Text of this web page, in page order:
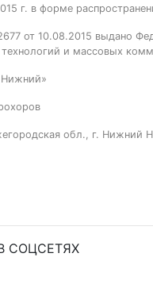
г. в форме
от 10.08.2015 выдано
и массовых
обл., г. Нижний
СОЦСЕТЯХ